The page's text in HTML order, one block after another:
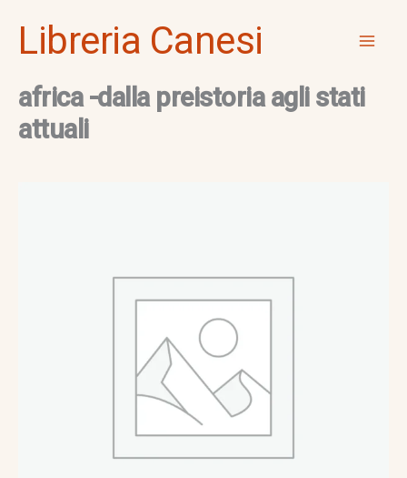
Libreria Canesi
africa -dalla preistoria agli stati
attuali